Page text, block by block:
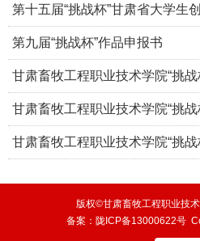
划书模板
第十五届“挑战杯”甘肃省大学生
化平台全流程操作手册
第九届“挑战杯”作品申报书
甘肃畜牧工程职业技术学院“挑战
然科学类学术论文版
甘肃畜牧工程职业技术学院“挑
学社会科学类社会调查报告和学
甘肃畜牧工程职业技术学院“挑
版权©甘肃畜牧工程职业技
备案： 陇ICP备13000622号